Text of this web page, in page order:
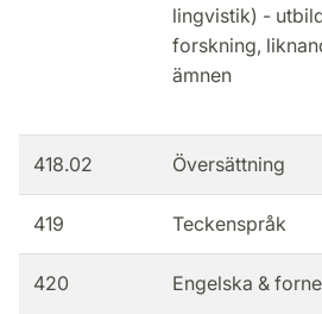
lingvistik) -
forskning,
ämnen
418.02 Översättning
419 Teckenspråk
420 Engelska &